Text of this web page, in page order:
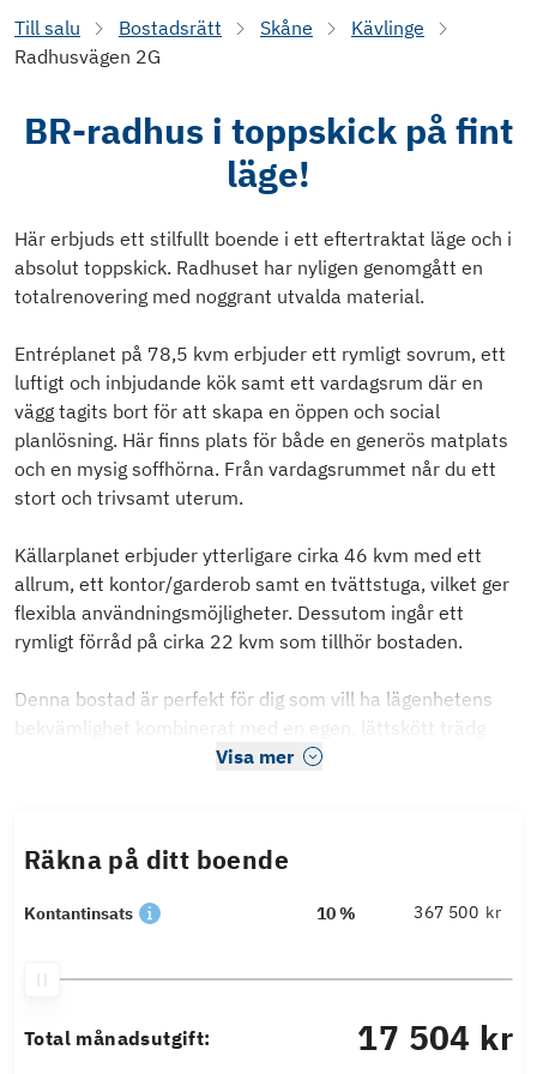
Till salu Bostadsrätt Skåne
Kävlinge
Radhusvägen 2G
BR-radhus i toppskick på fint
läge!
Här erbjuds ett stilfullt boende i ett eftertraktat läge och i
absolut toppskick. Radhuset har nyligen genomgått en
totalrenovering med noggrant utvalda material.
Entréplanet på 78,5 kvm erbjuder ett rymligt sovrum, ett
luftigt och inbjudande kök samt ett vardagsrum där en
vägg tagits bort för att skapa en öppen och social
planlösning. Här finns plats för både en generös matplats
och en mysig soffhörna. Från vardagsrummet når du ett
stort och trivsamt uterum.
Källarplanet erbjuder ytterligare cirka 46 kvm med ett
allrum, ett kontor/garderob samt en tvättstuga, vilket ger
flexibla användningsmöjligheter. Dessutom ingår ett
rymligt förråd på cirka 22 kvm som tillhör bostaden.
Denna bostad är perfekt för dig som vill ha lägenhetens
bekvämlighet kombinerat med en egen, lättskött trädg
Visa mer
Räkna på ditt boende
Kontantinsats 10 % kr
Total månadsutgift: 17 504 kr